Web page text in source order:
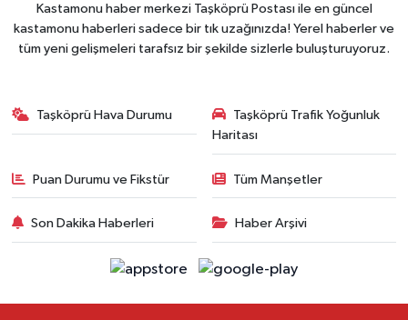
Kastamonu haber merkezi Taşköprü Postası ile en güncel
kastamonu haberleri sadece bir tık uzağınızda! Yerel haberler ve
tüm yeni gelişmeleri tarafsız bir şekilde sizlerle buluşturuyoruz.
Taşköprü Hava Durumu
Taşköprü Trafik Yoğunluk
Haritası
Puan Durumu ve Fikstür Tüm Manşetler
Son Dakika Haberleri Haber Arşivi